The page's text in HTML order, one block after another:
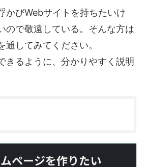
かびWebサイトを持ちたいけ
ので敬遠している。そんな方は
通してみてください。
きるように、分かりやすく説明
ページを作りたい